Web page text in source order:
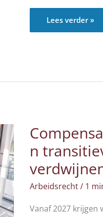
Niet
oproepen
Lees verder »
n
Arbeidsrecht/ 1
Vanaf 2027 krijgen